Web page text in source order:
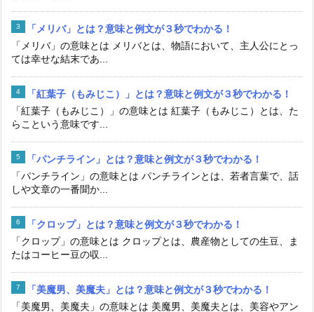
「メリバ」とは？意味と例文が３秒でわかる！
「メリバ」の意味とは メリバとは、物語において、主人公にとっ
ては幸せな結末であ...
「紅葉子（もみじこ）」とは？意味と例文が３秒でわかる！
「紅葉子（もみじこ）」の意味とは 紅葉子（もみじこ）とは、た
らこという意味です...
「パンチライン」とは？意味と例文が３秒でわかる！
「パンチライン」の意味とは パンチラインとは、若者言葉で、話
しや文章の一番聞か...
「クロップ」とは？意味と例文が３秒でわかる！
「クロップ」の意味とは クロップとは、農産物としての生豆、ま
たはコーヒー豆の収...
「美魔男、美魔夫」とは？意味と例文が３秒でわかる！
「美魔男、美魔夫」の意味とは 美魔男、美魔夫とは、美容やアン